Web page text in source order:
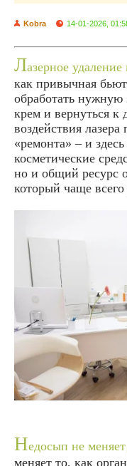
Kobra 14-01-2026,
Лазерное
как привычная
обработать
крем и вернуться к
воздействия
«ремонта» – и
косметические
но и общий ресурс
который чаще
Недосып не
меняет то, как